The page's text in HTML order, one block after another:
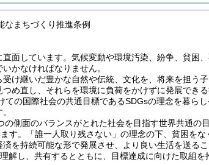
なまちづくり推進条例
面しています。気候変動や環境汚染、紛争、貧困
かなければなりません。
け継いだ豊かな自然や伝統、文化を、将来を担う
め直し、それらを環境に負荷をかけずに発展でき
ての国際社会の共通目標であるSDGsの理念を暮ら
の側面のバランスがとれた社会を目指す世界共通
す。「誰一人取り残さない」の理念の下、貧困を
を持続可能な形で発展させ、より良い生活を送る
解し、共有するとともに、目標達成に向けた取組